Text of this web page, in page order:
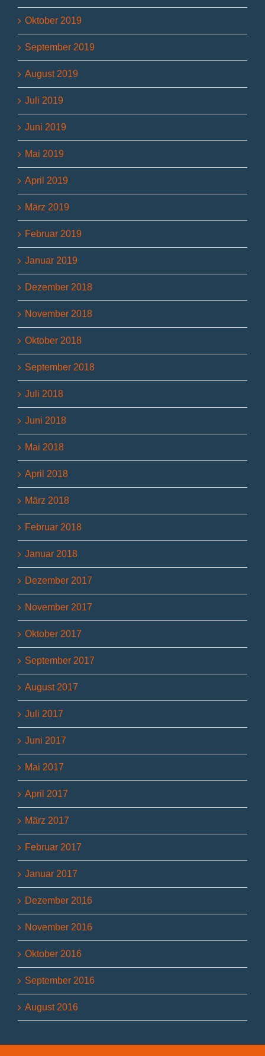
Oktober 2019
September 2019
August 2019
Juli 2019
Juni 2019
Mai 2019
April 2019
März 2019
Februar 2019
Januar 2019
Dezember 2018
November 2018
Oktober 2018
September 2018
Juli 2018
Juni 2018
Mai 2018
April 2018
März 2018
Februar 2018
Januar 2018
Dezember 2017
November 2017
Oktober 2017
September 2017
August 2017
Juli 2017
Juni 2017
Mai 2017
April 2017
März 2017
Februar 2017
Januar 2017
Dezember 2016
November 2016
Oktober 2016
September 2016
August 2016